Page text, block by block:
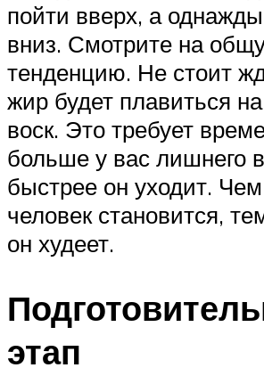
пойти вверх, а
вниз. Смотрите на
тенденцию. Не стоит
жир будет плавиться на
воск. Это требует
больше у вас лишнего
быстрее он уходит.
человек становится,
он худеет.
этап